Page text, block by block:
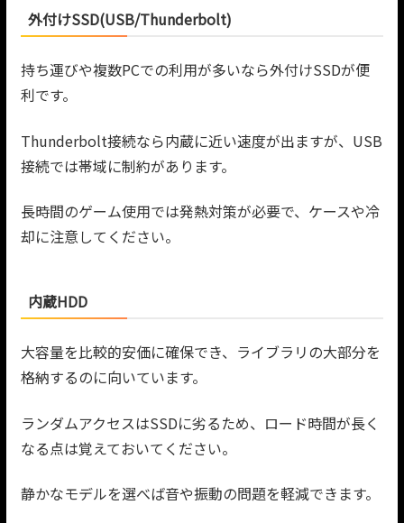
外付けSSD(USB/Thunderbolt)
持ち運びや複数PCでの利用が多いなら外付けSSDが便
利です。
Thunderbolt接続なら内蔵に近い速度が出ますが、USB
接続では帯域に制約があります。
長時間のゲーム使用では発熱対策が必要で、ケースや冷
却に注意してください。
内蔵HDD
大容量を比較的安価に確保でき、ライブラリの大部分を
格納するのに向いています。
ランダムアクセスはSSDに劣るため、ロード時間が長く
なる点は覚えておいてください。
静かなモデルを選べば音や振動の問題を軽減できます。